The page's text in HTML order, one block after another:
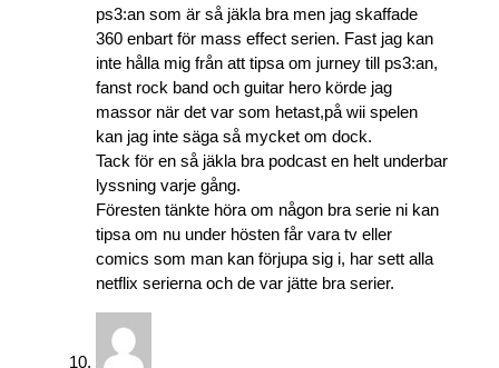
ps3:an som är så jäkla bra men jag skaffade
360 enbart för mass effect serien. Fast jag kan
inte hålla mig från att tipsa om jurney till ps3:an,
fanst rock band och guitar hero körde jag
massor när det var som hetast,på wii spelen
kan jag inte säga så mycket om dock.
Tack för en så jäkla bra podcast en helt underbar
lyssning varje gång.
Föresten tänkte höra om någon bra serie ni kan
tipsa om nu under hösten får vara tv eller
comics som man kan förjupa sig i, har sett alla
netflix serierna och de var jätte bra serier.